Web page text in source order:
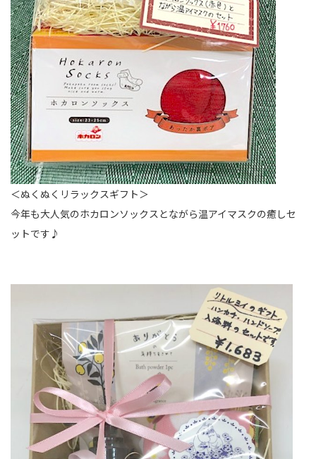
＜ぬくぬくリラックスギフト＞
今年も大人気のホカロンソックスとながら温アイマスクの癒しセ
ットです♪